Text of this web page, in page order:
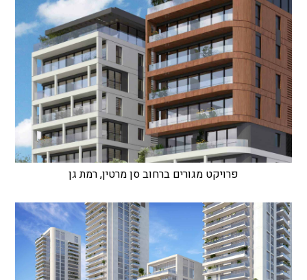
פרויקט מגורים ברחוב סן מרטין, רמת גן